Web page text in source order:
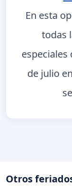
En esta
todas
especiales
de julio
Otros